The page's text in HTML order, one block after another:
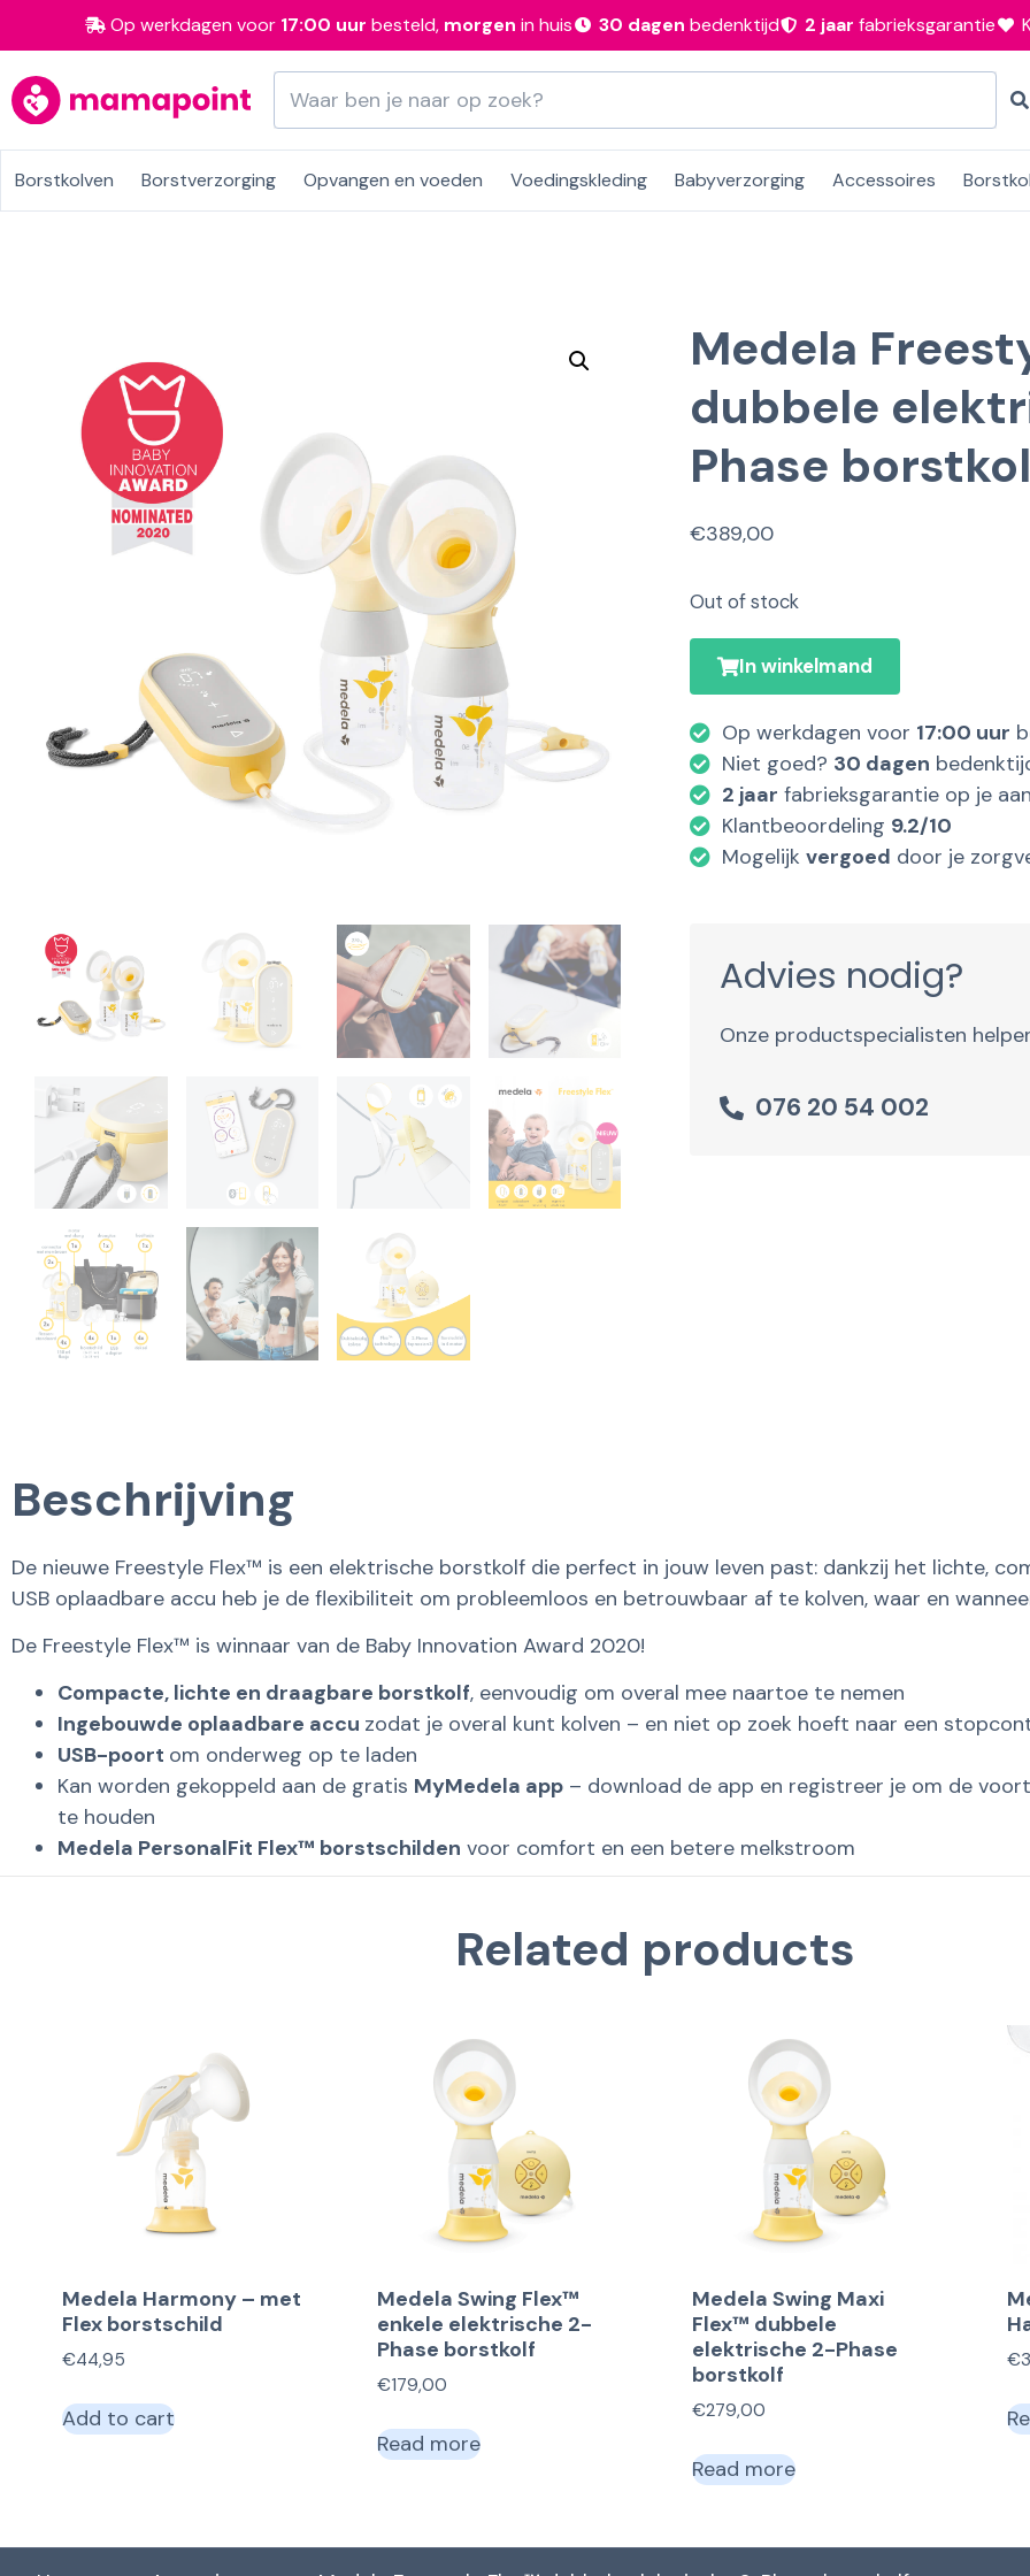
Op werkdagen voor 17:00 uur besteld, morgen in huis 30 dagen bedenktijd 2 jaar fabrieksgarantie
Borstkolven Borstverzorging Opvangen en voeden Voedingskleding Babyverzorging Accessoires
Medela
dubbele
Phase
€389,00
Out of stock
In winkelmand
Op werkdagen voor 17:00 uur
Niet goed? 30 dagen
2 jaar fabrieksgarantie op je
Klantbeoordeling 9.2/10
Mogelijk vergoed door je
Advies nodig?
Onze productspecialisten
076 20 54 002
Beschrijving
De nieuwe Freestyle Flex™ is een elektrische borstkolf die perfect in jouw leven past: dankzij het lichte,
USB oplaadbare accu heb je de flexibiliteit om probleemloos en betrouwbaar af te kolven, waar en
De Freestyle Flex™ is winnaar van de Baby Innovation Award 2020!
Compacte, lichte en draagbare borstkolf, eenvoudig om overal mee naartoe te nemen
Ingebouwde oplaadbare accu zodat je overal kunt kolven – en niet op zoek hoeft naar een
USB-poort om onderweg op te laden
Kan worden gekoppeld aan de gratis MyMedela app – download de app en registreer je om de
te houden
Medela PersonalFit Flex™ borstschilden voor comfort en een betere melkstroom
Related products
Medela Harmony – met
Flex borstschild
€44,95
Add to cart
Medela Swing Flex™
enkele elektrische 2-
Phase borstkolf
€179,00
Read more
Medela Swing Maxi
Flex™ dubbele
elektrische 2-Phase
borstkolf
€279,00
Read more
€